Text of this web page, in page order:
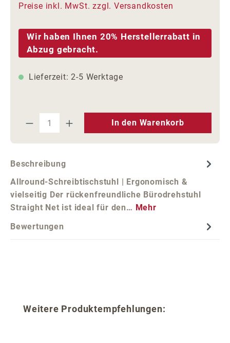
Preise inkl. MwSt. zzgl. Versandkosten
Wir haben Ihnen 20% Herstellerrabatt in
Abzug gebracht.
Lieferzeit: 2-5 Werktage
Produkt Anzahl: Gib den
In den Warenkorb
Beschreibung
Allround-Schreibtischstuhl | Ergonomisch &
vielseitig Der rückenfreundliche Bürodrehstuhl
Straight Net ist ideal für den… Mehr
Bewertungen
Produktgalerie überspringen
Weitere Produktempfehlungen: